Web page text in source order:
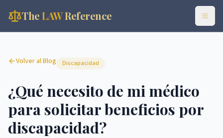
TheLAWReference
Volver al Blog Discapacidad
¿Qué necesito de mi médico
para solicitar beneficios por
discapacidad?